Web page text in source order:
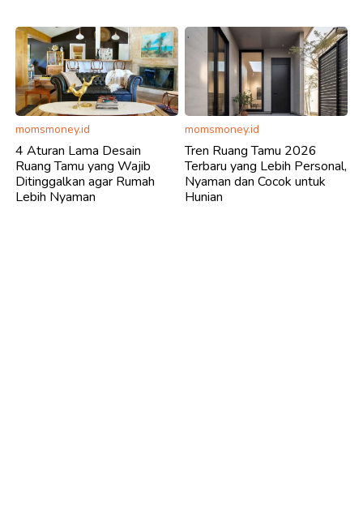
momsmoney.id
4 Aturan Lama Desain
Ruang Tamu yang Wajib
Ditinggalkan agar Rumah
Lebih Nyaman
momsmoney.id
Tren Ruang Tamu 2026
Terbaru yang Lebih Personal,
Nyaman dan Cocok untuk
Hunian